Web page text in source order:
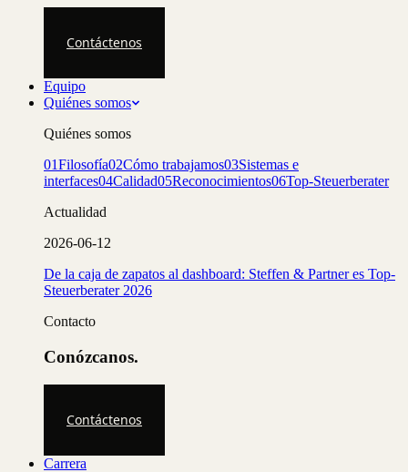
Contáctenos
Equipo
Quiénes somos
Quiénes somos
01Filosofía02Cómo trabajamos03Sistemas e
interfaces04Calidad05Reconocimientos06Top-Steuerberater
Actualidad
2026-06-12
De la caja de zapatos al dashboard: Steffen & Partner es Top-
Steuerberater 2026
Contacto
Conózcanos.
Contáctenos
Carrera